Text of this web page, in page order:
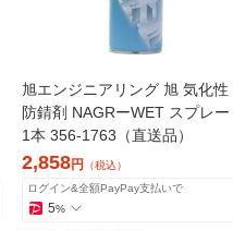
旭エンジニアリング 旭 気化性
防錆剤 NAGRーWET スプレー
1本 356-1763（直送品）
2,858円
（税込）
ログイン&全額PayPay支払いで
5%